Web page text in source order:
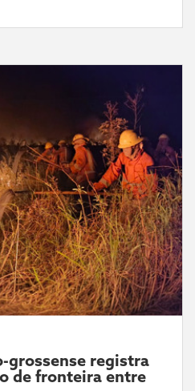
grossense registra
de fronteira entre